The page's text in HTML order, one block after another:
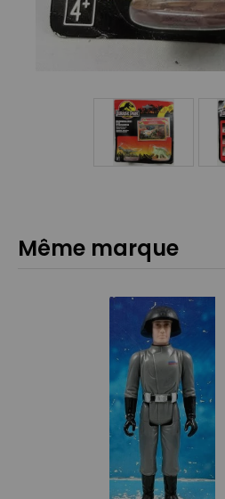
Même marque